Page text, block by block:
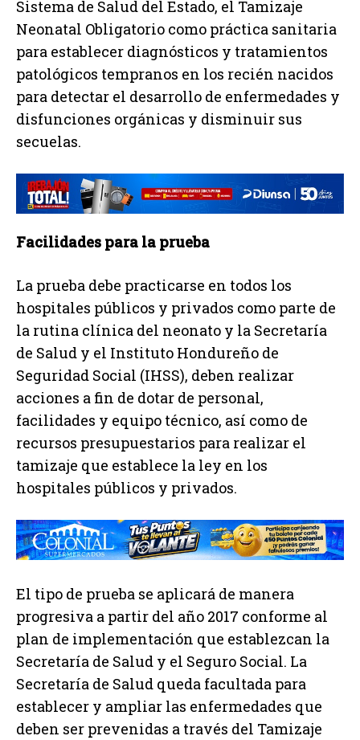
Sistema de Salud del Estado, el Tamizaje
Neonatal Obligatorio como práctica sanitaria
para establecer diagnósticos y tratamientos
patológicos tempranos en los recién nacidos
para detectar el desarrollo de enfermedades y
disfunciones orgánicas y disminuir sus
secuelas.
Facilidades para la prueba
La prueba debe practicarse en todos los
hospitales públicos y privados como parte de
la rutina clínica del neonato y la Secretaría
de Salud y el Instituto Hondureño de
Seguridad Social (IHSS), deben realizar
acciones a fin de dotar de personal,
facilidades y equipo técnico, así como de
recursos presupuestarios para realizar el
tamizaje que establece la ley en los
hospitales públicos y privados.
El tipo de prueba se aplicará de manera
progresiva a partir del año 2017 conforme al
plan de implementación que establezcan la
Secretaría de Salud y el Seguro Social. La
Secretaría de Salud queda facultada para
establecer y ampliar las enfermedades que
deben ser prevenidas a través del Tamizaje